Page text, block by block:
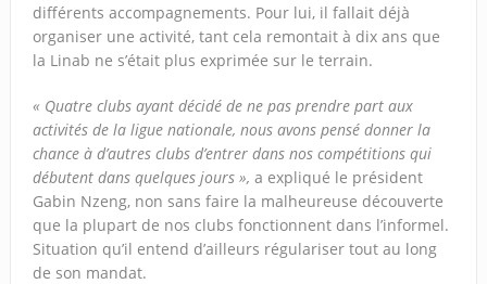
différents accompagnements. Pour lui, il fallait déjà
organiser une activité, tant cela remontait à dix ans que
la Linab ne s’était plus exprimée sur le terrain.
« Quatre clubs ayant décidé de ne pas prendre part aux
activités de la ligue nationale, nous avons pensé donner la
chance à d’autres clubs d’entrer dans nos compétitions qui
débutent dans quelques jours », a expliqué le président
Gabin Nzeng, non sans faire la malheureuse découverte
que la plupart de nos clubs fonctionnent dans l’informel.
Situation qu’il entend d’ailleurs régulariser tout au long
de son mandat.